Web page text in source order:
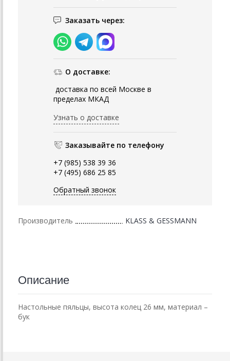
Заказать через:
О доставке:
доставка по всей Москве в
пределах МКАД
Узнать о доставке
Заказывайте по телефону
+7 (985) 538 39 36
+7 (495) 686 25 85
Обратный звонок
Производитель KLASS & GESSMANN
Описание
Настольные пяльцы, высота колец 26 мм, материал –
бук